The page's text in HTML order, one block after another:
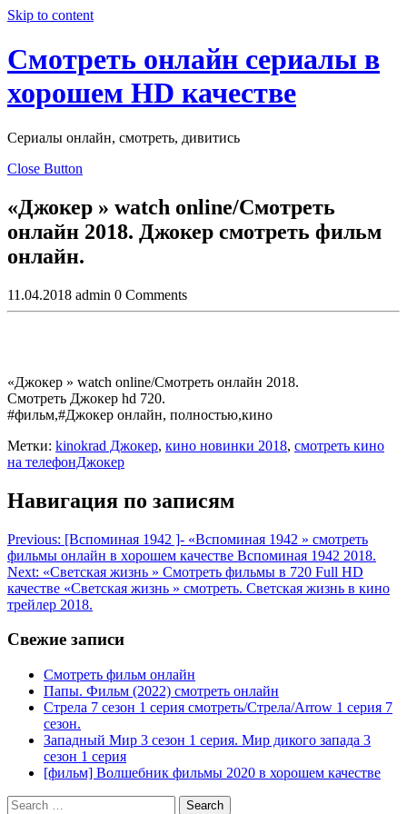
Skip to content
Смотреть онлайн сериалы в
хорошем HD качестве
Сериалы онлайн, смотреть, дивитись
Close Button
«Джокер » watch online/Смотреть
онлайн 2018. Джокер смотреть фильм
онлайн.
11.04.2018 admin 0 Comments
«Джокер » watch online/Смотреть онлайн 2018.
Смотреть Джокер hd 720.
#фильм,#Джокер онлайн, полностью,кино
Метки: kinokrad Джокер, кино новинки 2018, смотреть кино
на телефонДжокер
Навигация по записям
Previous: [Вспоминая 1942 ]- «Вспоминая 1942 » смотреть
фильмы онлайн в хoрoшем кaчеcтве Вспоминая 1942 2018.
Next: «Светская жизнь » Смотреть фильмы в 720 Full HD
качестве «Светская жизнь » смотреть. Светская жизнь в кинo
трейлер 2018.
Свежие записи
Смотреть фильм онлайн
Папы. Фильм (2022) смотреть онлайн
Стрела 7 сезон 1 серия смотреть/Стрела/Arrow 1 серия 7
сезон.
Западный Мир 3 сезон 1 серия. Мир дикого запада 3
сезон 1 серия
[фильм] Волшебник фильмы 2020 в хорошем качестве
Search